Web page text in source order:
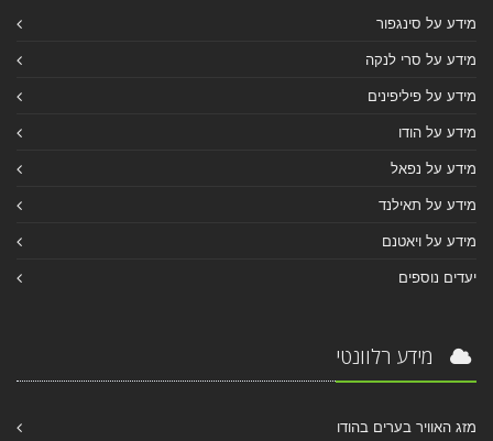
מידע על סינגפור
מידע על סרי לנקה
מידע על פיליפינים
מידע על הודו
מידע על נפאל
מידע על תאילנד
מידע על ויאטנם
יעדים נוספים
מידע רלוונטי
מזג האוויר בערים בהודו